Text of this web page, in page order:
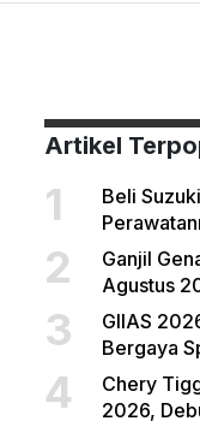
Artikel
1
Beli
2
Ganjil
Agustus
3
GIIAS
Bergaya
4
Chery
2026,